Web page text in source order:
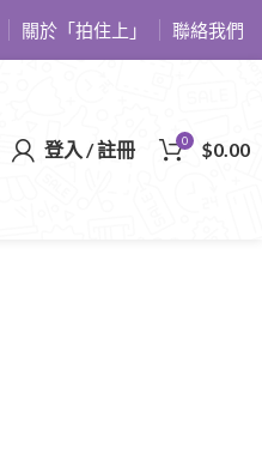
關於「拍住上」 聯絡我們
登入 / 註冊 0 $0.00